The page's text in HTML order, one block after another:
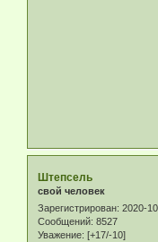
Штепсель
свой человек
Зарегистрирован: 2020-
Сообщений: 8527
Уважение: [+17/-10]